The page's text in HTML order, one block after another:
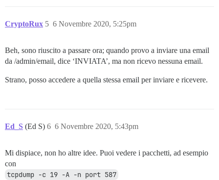
CryptoRux 6 Novembre 2020, 5:25pm
5
Beh, sono riuscito a passare ora; quando provo a inviare una email
da /admin/email, dice ‘INVIATA’, ma non ricevo nessuna email.
Strano, posso accedere a quella stessa email per inviare e ricevere.
Ed_S (Ed S) 6 Novembre 2020, 5:43pm
6
Mi dispiace, non ho altre idee. Puoi vedere i pacchetti, ad esempio
con
tcpdump -c 19 -A -n port 587